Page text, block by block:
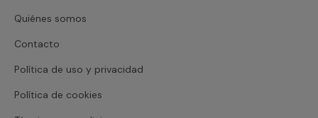
Quiénes somos
Contacto
Política de uso y privacidad
Política de cookies